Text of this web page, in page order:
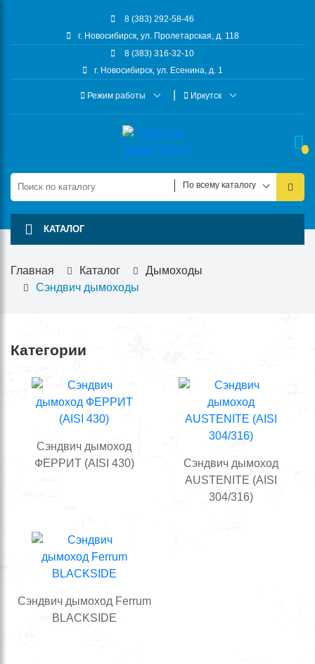
8 (383) 292-58-46
г. Новосибирск, ул. Пролетарская, д. 118
8 (383) 316-32-10
г. Новосибирск, ул. Есенина, д. 1
Режим работы Иркутск
По всему каталогу
КАТАЛОГ
Главная Каталог
Дымоходы
Сэндвич дымоходы
Категории
Cэндвич дымоход
ФЕРРИТ (AISI 430)
Сэндвич дымоход
AUSTENITE (AISI
304/316)
Сэндвич дымоход Ferrum
BLACKSIDE